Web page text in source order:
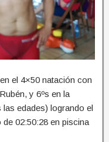
el 4×50 natación con
y 6ºs en la
edades) logrando el
02:50:28 en piscina